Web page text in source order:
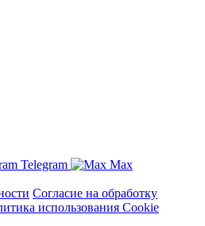
Telegram
Max
Согласие на обработку
использования Cookie